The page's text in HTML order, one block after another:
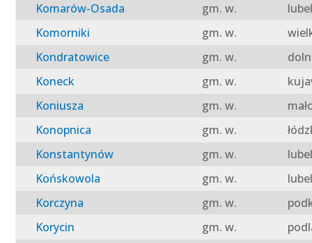
Komarów-Osada
gm. w.
Komorniki
gm. w.
Kondratowice
gm. w.
Koneck
gm. w.
Koniusza
gm. w.
Konopnica
gm. w.
Konstantynów
gm. w.
Końskowola
gm. w.
Korczyna
gm. w.
Korycin
gm. w.